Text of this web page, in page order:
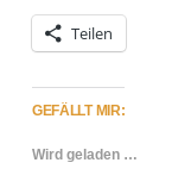
Teilen
GEFÄLLT MIR:
Wird geladen …